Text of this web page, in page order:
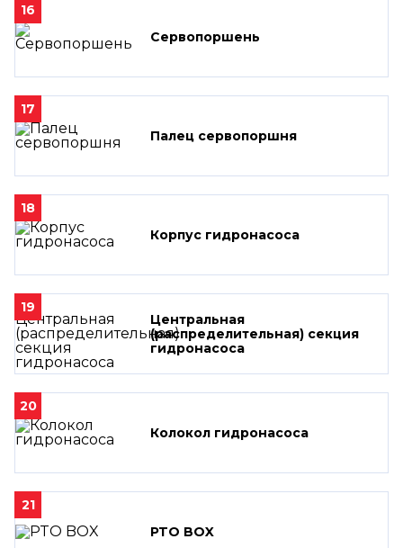
16
Сервопоршень
17
Палец сервопоршня
18
Корпус гидронасоса
19
Центральная
(распределительная) секция
гидронасоса
20
Колокол гидронасоса
21
PTO BOX